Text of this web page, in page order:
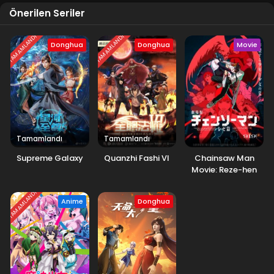
Önerilen Seriler
TAMAMLANDI Donghua
Tamamlandı
Supreme Galaxy
TAMAMLANDI Donghua
Tamamlandı
Quanzhi Fashi VI
Movie
Chainsaw Man
Movie: Reze-hen
TAMAMLANDI Anime Donghua